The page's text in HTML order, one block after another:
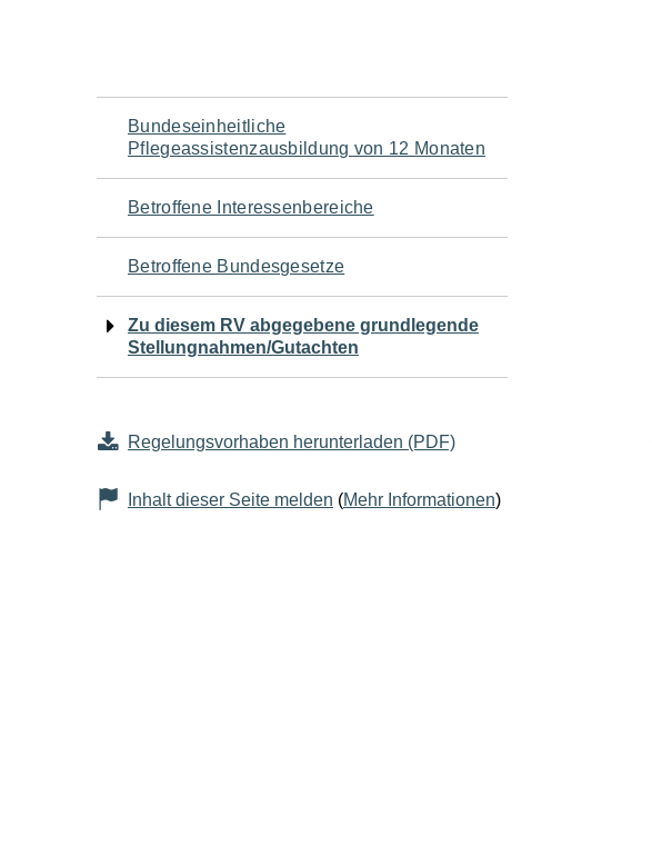
Navigation
für
den
Seiteninhalt
Bundeseinheitliche
Pflegeassistenzausbildung von 12 Monaten
Betroffene Interessenbereiche
Betroffene Bundesgesetze
Zu diesem RV abgegebene grundlegende
Stellungnahmen/Gutachten
Regelungsvorhaben herunterladen (PDF)
Inhalt dieser Seite melden (Mehr Informationen)